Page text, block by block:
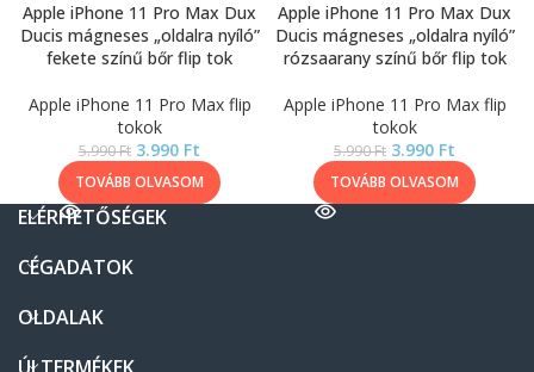
Apple iPhone 11 Pro Max Dux
Ducis mágneses „oldalra nyíló”
fekete színű bőr flip tok
Apple iPhone 11 Pro Max flip
tokok
5.990Ft 3.990 Ft
TOVÁBB OLVASOM
Apple iPhone 11 Pro Max Dux
Ducis mágneses „oldalra nyíló”
rózsaarany színű bőr flip tok
Apple iPhone 11 Pro Max flip
tokok
5.990Ft 3.990 Ft
TOVÁBB OLVASOM
ELÉRHETŐSÉGEK
CÉGADATOK
OLDALAK